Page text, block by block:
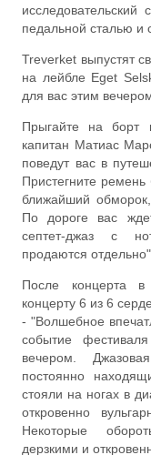
педальной сталью и
Treverket выпустят
на лейбле Eget
для вас этим
Прыгайте на борт
капитан Матиас
поведут вас в
Пристегните
ближайший
По дороге вас ждет
септет-джаз с
продаются отдельно".
После концерта
концерту 6 из 6
- "Волшебное
событие
вечером.
постоянно
стояли на ногах в
откровенно
Некоторые
дерзкими и